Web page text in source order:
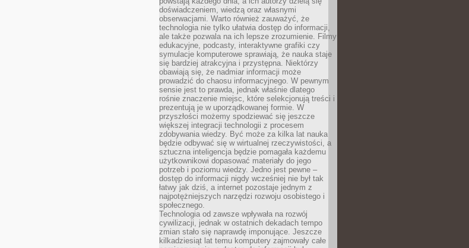
doświadczeniem, wiedzą oraz własnymi
obserwacjami. Warto również zauważyć, że
technologia nie tylko ułatwia dostęp do informacji,
ale także pozwala na ich lepsze zrozumienie. Filmy
edukacyjne, podcasty, interaktywne grafiki czy
symulacje komputerowe sprawiają, że nauka staje
się bardziej atrakcyjna i przystępna. Niektórzy
obawiają się, że nadmiar informacji może
prowadzić do chaosu informacyjnego. W pewnym
sensie jest to prawda, jednak właśnie dlatego
rośnie znaczenie miejsc, które selekcjonują treści i
prezentują je w uporządkowanej formie. W
przyszłości możemy spodziewać się jeszcze
większej integracji technologii z procesem
zdobywania wiedzy. Być może za kilka lat nauka
będzie odbywać się w wirtualnej rzeczywistości, a
sztuczna inteligencja będzie pomagała każdemu
użytkownikowi dopasować materiały do jego
potrzeb i poziomu wiedzy. Jedno jest pewne –
dostęp do informacji nigdy wcześniej nie był tak
łatwy jak dziś, a internet pozostaje jednym z
najpotężniejszych narzędzi rozwoju osobistego i
społecznego.
Technologia od zawsze wpływała na rozwój
cywilizacji, jednak w ostatnich dekadach tempo
zmian stało się naprawdę imponujące. Jeszcze
kilkadziesiąt lat temu komputery zajmowały całe